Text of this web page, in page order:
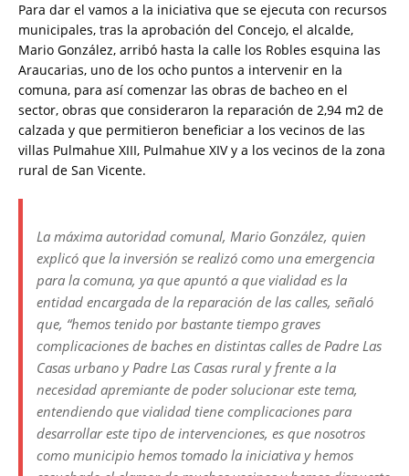
Para dar el vamos a la iniciativa que se ejecuta con recursos
municipales, tras la aprobación del Concejo, el alcalde,
Mario González, arribó hasta la calle los Robles esquina las
Araucarias, uno de los ocho puntos a intervenir en la
comuna, para así comenzar las obras de bacheo en el
sector, obras que consideraron la reparación de 2,94 m2 de
calzada y que permitieron beneficiar a los vecinos de las
villas Pulmahue XIII, Pulmahue XIV y a los vecinos de la zona
rural de San Vicente.
La máxima autoridad comunal, Mario González, quien
explicó que la inversión se realizó como una emergencia
para la comuna, ya que apuntó a que vialidad es la
entidad encargada de la reparación de las calles, señaló
que, “hemos tenido por bastante tiempo graves
complicaciones de baches en distintas calles de Padre Las
Casas urbano y Padre Las Casas rural y frente a la
necesidad apremiante de poder solucionar este tema,
entendiendo que vialidad tiene complicaciones para
desarrollar este tipo de intervenciones, es que nosotros
como municipio hemos tomado la iniciativa y hemos